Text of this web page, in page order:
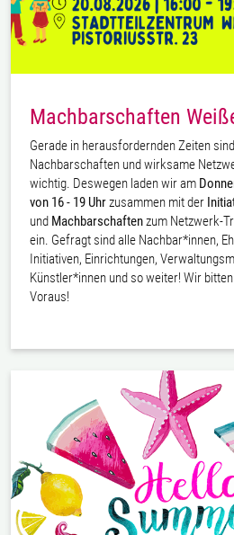
Machbarschaften
Gerade in herausfordernden Zeiten
Nachbarschaften und wirksame
wichtig. Deswegen laden wir am
von 16 - 19 Uhrzusammen mit der
und Machbarschaftenzum Netzwerk-
ein. Gefragt sind alle Nachbar*innen,
Initiativen, Einrichtungen,
Künstler*innen und so weiter! Wir
Voraus!